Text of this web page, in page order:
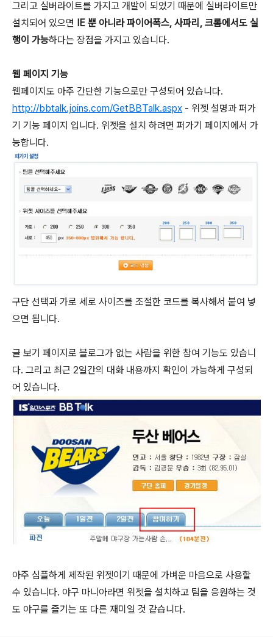
그리고 실버라이트를 가지고 개발이 되었기 때문에 실버라이트만
설치되어 있으면
IE 뿐 아니라 파이어폭스, 사파리, 크롬에서도 실
행이 가능하다는 장점을 가지고 있습니다.
웹 페이지 기능
웹페이지도 아주 간단한 기능으로만 구성되어 있습니다.
http://bbtalk.joins.com/GetBBTalk.aspx - 위젯 설명과 퍼가
기 기능 페이지 입니다. 위젯을 설치 하려면 퍼가기 페이지에서 가
능합니다.
구단 선택과 가로 세로 사이즈를 조절한 코드를 복사해서 붙여 넣
으면 됩니다.
글 보기 페이지로 블로그가 없는 사람을 위한 참여 기능도 있습니
다. 그리고 최근 2일간의 대화 내용까지 확인이 가능하게 구성되
어 있습니다.
아주 심플하게 제작된 위젯이기 때문에 가벼운 마음으로 사용할
수 있습니다. 야구 마니아라면 위젯을 설치하고 팀을 응원하는 것
도 야구를 즐기는 또 다른 재미일 것 같습니다.